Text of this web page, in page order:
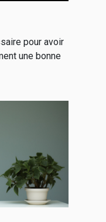
pour avoir
une bonne